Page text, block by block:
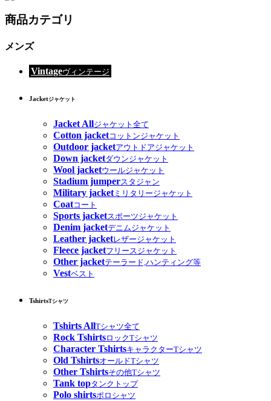
商品カテゴリ
メンズ
Vintageヴィンテージ
Jacketジャケット
Jacket Allジャケット全て
Cotton jacketコットンジャケット
Outdoor jacketアウトドアジャケット
Down jacketダウンジャケット
Wool jacketウールジャケット
Stadium jumperスタジャン
Military jacketミリタリージャケット
Coatコート
Sports jacketスポーツジャケット
Denim jacketデニムジャケット
Leather jacketレザージャケット
Fleece jacketフリースジャケット
Other jacketテーラード,ハンティング等
Vestベスト
TshirtsTシャツ
Tshirts AllTシャツ全て
Rock TshirtsロックTシャツ
Character TshirtsキャラクターTシャツ
Old TshirtsオールドTシャツ
Other Tshirtsその他Tシャツ
Tank topタンクトップ
Polo shirtsポロシャツ